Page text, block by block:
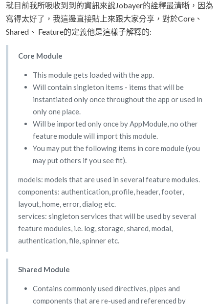
就目前我所吸收到到的資訊來說Jobayer的詮釋最清晰，因為
寫得太好了，我這邊直接貼上來跟大家分享，對於Core、
Shared、 Feature的定義他是這樣子解釋的:
Core Module
This module gets loaded with the app.
Will contain singleton items - items that will be
instantiated only once throughout the app or used in
only one place.
Will be imported only once by AppModule, no other
feature module will import this module.
You may put the following items in core module (you
may put others if you see fit).
models: models that are used in several feature modules.
components: authentication, profile, header, footer,
layout, home, error, dialog etc.
services: singleton services that will be used by several
feature modules, i.e. log, storage, shared, modal,
authentication, file, spinner etc.
Shared Module
Contains commonly used directives, pipes and
components that are re-used and referenced by